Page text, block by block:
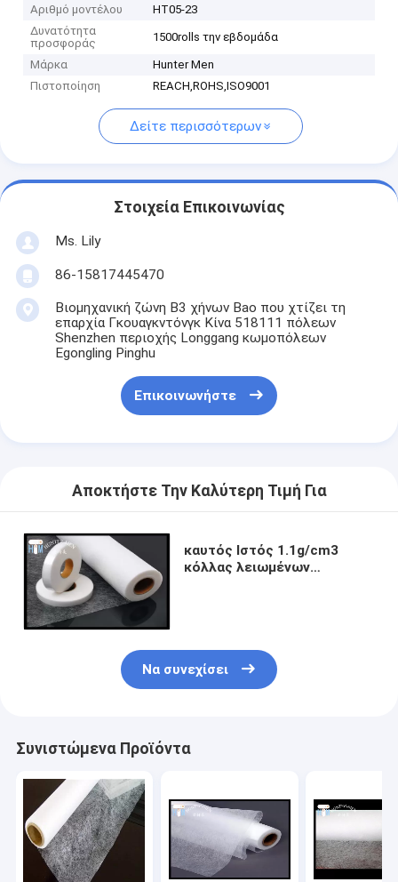
Αριθμό μοντέλου
HT05-23
Δυνατότητα
προσφοράς
1500rolls την εβδομάδα
Μάρκα
Hunter Men
Πιστοποίηση
REACH,ROHS,ISO9001
Δείτε περισσότερων
Στοιχεία Επικοινωνίας
Ms. Lily
86-15817445470
Βιομηχανική ζώνη B3 χήνων Bao που χτίζει τη
επαρχία Γκουαγκντόνγκ Κίνα 518111 πόλεων
Shenzhen περιοχής Longgang κωμοπόλεων
Egongling Pinghu
Επικοινωνήστε
Αποκτήστε Την Καλύτερη Τιμή Για
καυτός Ιστός 1.1g/cm3
κόλλας λειωμένων
Να συνεχίσει
Συνιστώμενα Προϊόντα